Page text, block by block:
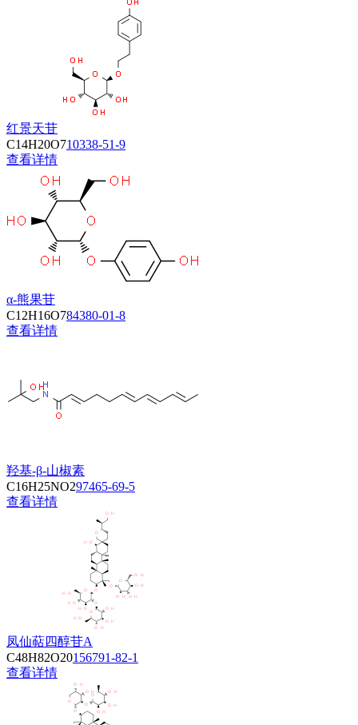
红景天苷
C14H20O710338-51-9
查看详情
α-熊果苷
C12H16O784380-01-8
查看详情
羟基-β-山椒素
C16H25NO297465-69-5
查看详情
凤仙萜四醇苷A
C48H82O20156791-82-1
查看详情